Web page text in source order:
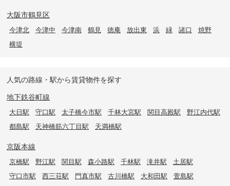
大阪市鶴見区
今津北 今津中 今津南 鶴見 徳庵 放出東 浜 緑 諸口
焼野
横堤
人気の路線・駅から賃貸物件を探す
地下鉄谷町線
大日駅 守口駅 太子橋今市駅 千林大宮駅 関目高殿駅
野江内代駅
都島駅
天神橋筋六丁目駅 天満橋駅
京阪本線
京橋駅 野江駅 関目駅 森小路駅 千林駅 滝井駅
土居駅
守口市駅
西三荘駅 門真市駅 古川橋駅 大和田駅 萱島駅